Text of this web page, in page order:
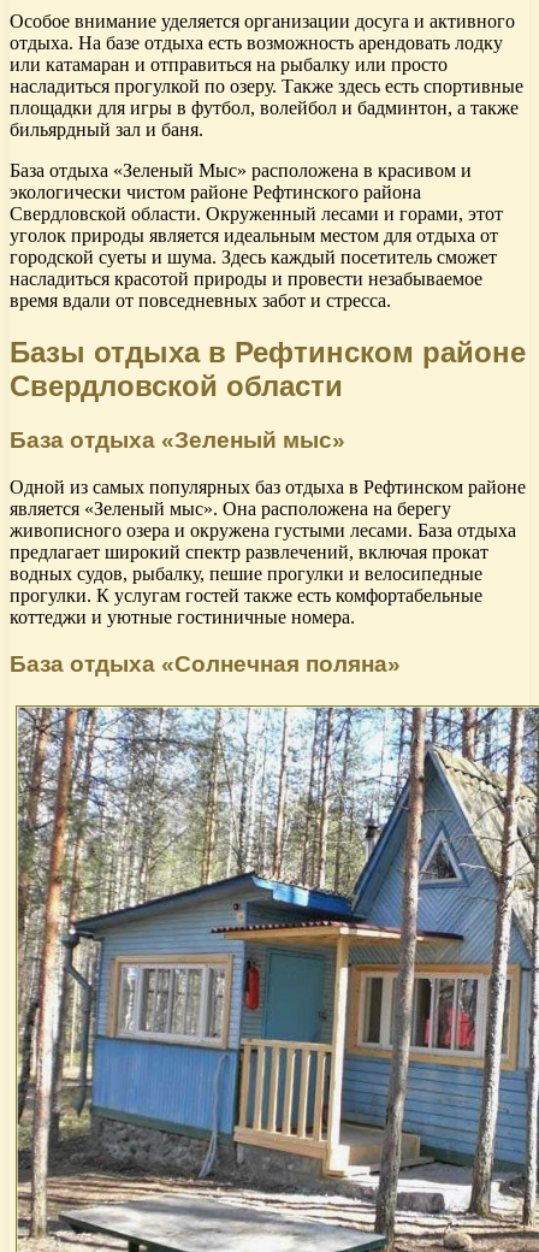
Особое внимание уделяется организации досуга и активного
отдыха. На базе отдыха есть возможность арендовать лодку
или катамаран и отправиться на рыбалку или просто
насладиться прогулкой по озеру. Также здесь есть спортивные
площадки для игры в футбол, волейбол и бадминтон, а также
бильярдный зал и баня.
База отдыха «Зеленый Мыс» расположена в красивом и
экологически чистом районе Рефтинского района
Свердловской области. Окруженный лесами и горами, этот
уголок природы является идеальным местом для отдыха от
городской суеты и шума. Здесь каждый посетитель сможет
насладиться красотой природы и провести незабываемое
время вдали от повседневных забот и стресса.
Базы отдыха в Рефтинском районе
Свердловской области
База отдыха «Зеленый мыс»
Одной из самых популярных баз отдыха в Рефтинском районе
является «Зеленый мыс». Она расположена на берегу
живописного озера и окружена густыми лесами. База отдыха
предлагает широкий спектр развлечений, включая прокат
водных судов, рыбалку, пешие прогулки и велосипедные
прогулки. К услугам гостей также есть комфортабельные
коттеджи и уютные гостиничные номера.
База отдыха «Солнечная поляна»